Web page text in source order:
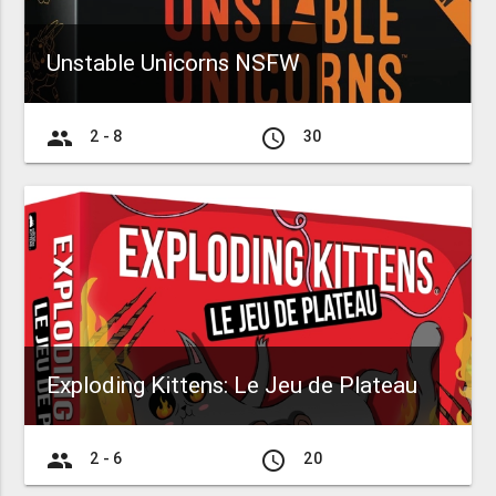
Unstable Unicorns NSFW
group 2 - 8 access_time 30
Exploding Kittens: Le Jeu de Plateau
group 2 - 6 access_time 20